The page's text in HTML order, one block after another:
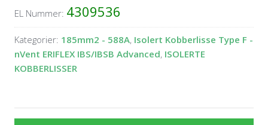
EL Nummer: 4309536
Kategorier: 185mm2 - 588A, Isolert Kobberlisse Type F -
nVent ERIFLEX IBS/IBSB Advanced, ISOLERTE
KOBBERLISSER